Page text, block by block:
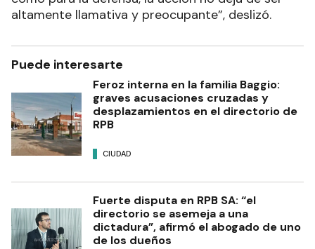
altamente llamativa y preocupante”, deslizó.
Puede interesarte
Feroz interna en la familia Baggio:
graves acusaciones cruzadas y
desplazamientos en el directorio de
RPB
CIUDAD
Fuerte disputa en RPB SA: “el
directorio se asemeja a una
dictadura”, afirmó el abogado de uno
de los dueños